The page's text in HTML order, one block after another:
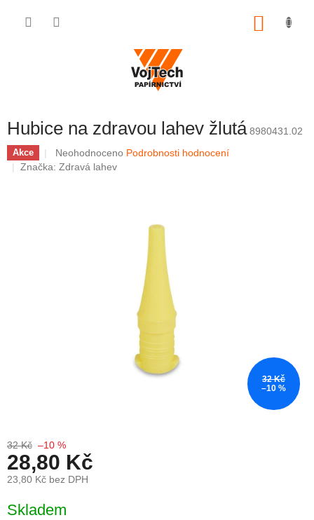
Hubice na zdravou lahev žlutá 8980431.02
Akce Průměrné hodnocení produktu je 0,0 z 5 hvězdiček.
Neohodnoceno Podrobnosti hodnocení
Značka: Zdravá lahev
32 Kč
–10 %
32 Kč –10 %
28,80 Kč
23,80 Kč bez DPH
Skladem